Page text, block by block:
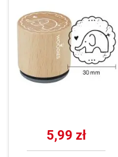
5,99 zł